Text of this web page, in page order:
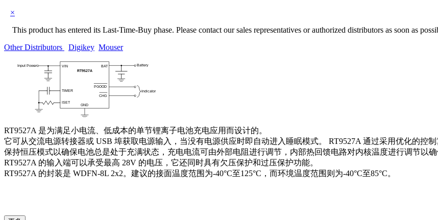
×
This product has entered its Last-Time-Buy phase. Please contact our sales representatives or authorized distributors as soon as
Other Distributors
Digikey Mouser
RT9527A 是为满足小电流、低成本的单节锂离子电池充电应用而设计的。
它可从交流电源转接器或 USB 埠获取电源输入，当没有电源供应时即自动进入睡眠模式。 RT9527A 通过采用优化的控
保持恒压模式以确保电池总是处于充满状态，充电电流可由外部电阻进行调节，内部热回馈电路对内核温度进行调节以
RT9527A 的输入端可以承受最高 28V 的电压，它还同时具有欠压保护和过压保护功能。
RT9527A 的封装是 WDFN-8L 2x2。建议的接面温度范围为-40°C至125°C，而环境温度范围则为-40°C至85°C。